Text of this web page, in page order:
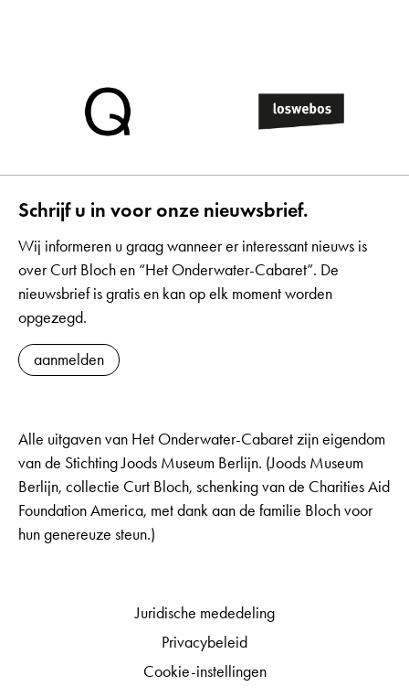
Schrijf u in voor onze nieuwsbrief.
Wij informeren u graag wanneer er interessant nieuws is
over Curt Bloch en “Het Onderwater-Cabaret”. De
nieuwsbrief is gratis en kan op elk moment worden
opgezegd.
aanmelden
Alle uitgaven van Het Onderwater-Cabaret zijn eigendom
van de Stichting Joods Museum Berlijn. (Joods Museum
Berlijn, collectie Curt Bloch, schenking van de Charities Aid
Foundation America, met dank aan de familie Bloch voor
hun genereuze steun.)
Juridische mededeling
Privacybeleid
Cookie-instellingen